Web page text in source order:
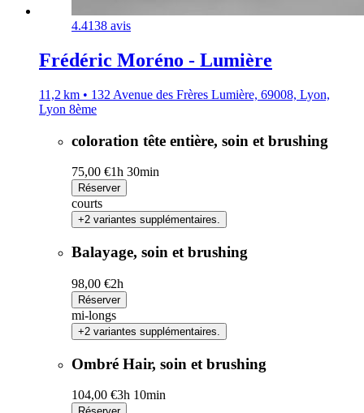
4.4138 avis
Frédéric Moréno - Lumière
11,2 km • 132 Avenue des Frères Lumière, 69008, Lyon,
Lyon 8ème
coloration tête entière, soin et brushing
75,00 €1h 30min
Réserver
courts
+2 variantes supplémentaires.
Balayage, soin et brushing
98,00 €2h
Réserver
mi-longs
+2 variantes supplémentaires.
Ombré Hair, soin et brushing
104,00 €3h 10min